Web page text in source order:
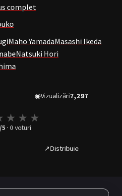
complet
Maho YamadaMasashi Ikeda
Natsuki Hori
★ ★ ★
/5 · 0 voturi
↗Distribuie
◉Vizualizări7,297